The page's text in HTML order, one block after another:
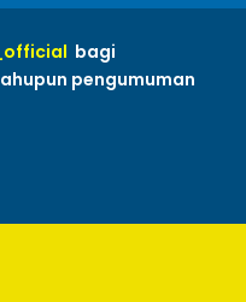
bagi
pengumuman